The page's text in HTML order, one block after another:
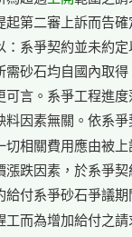
起第二審上訴而告確
：系爭契約並未約
需砂石均自國內取
可言。系爭工程進
料因素無關。依系
切相關費用應由被上
漲跌因素，於系爭
給付系爭砂石爭議
工而為增加給付之